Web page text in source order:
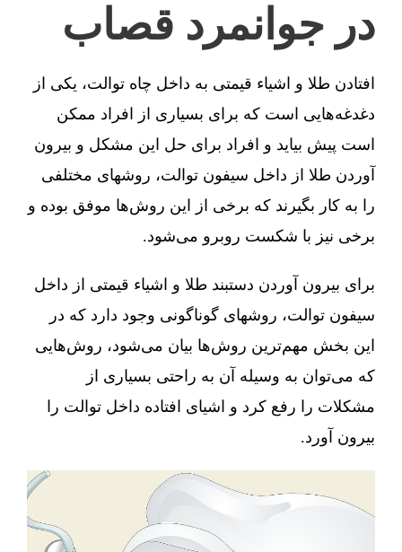
در جوانمرد قصاب
افتادن طلا و اشیاء قیمتی به داخل چاه توالت، یکی از
دغدغه‌هایی است که برای بسیاری از افراد ممکن
است پیش بیاید و افراد برای حل این مشکل و بیرون
آوردن طلا از داخل سیفون توالت، روشهای مختلفی
را به کار بگیرند که برخی از این روش‌ها موفق بوده و
برخی نیز با شکست روبرو می‌شود.
برای بیرون آوردن دستبند طلا و اشیاء قیمتی از داخل
سیفون توالت، روشهای گوناگونی وجود دارد که در
این بخش مهم‌ترین روش‌ها بیان می‌شود، روش‌هایی
که می‌توان به وسیله آن به راحتی بسیاری از
مشکلات را رفع کرد و اشیای افتاده داخل توالت را
بیرون آورد.